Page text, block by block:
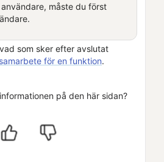
måste du först
som sker efter avslutat
för en funktion.
på den här sidan?